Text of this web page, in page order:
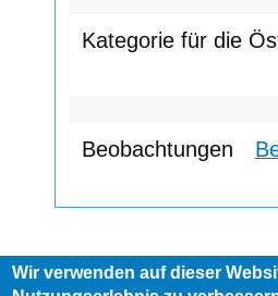
Wir verwenden auf dieser